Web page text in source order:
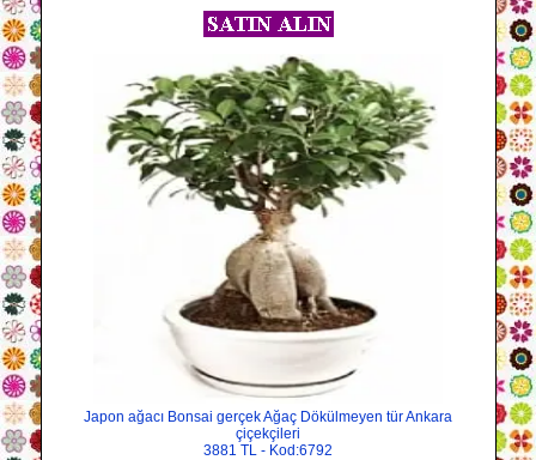
Japon ağacı Bonsai gerçek Ağaç Dökülmeyen tür Ankara
çiçekçileri
3881 TL - Kod:6792